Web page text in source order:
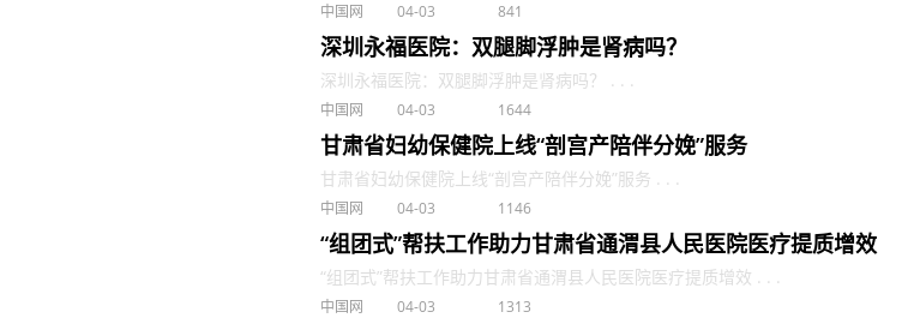
中国网 04-03 841
深圳永福医院：双腿脚浮肿是肾病吗？
深圳永福医院：双腿脚浮肿是肾病吗？ . . .
中国网 04-03 1644
甘肃省妇幼保健院上线“剖宫产陪伴分娩”服务
甘肃省妇幼保健院上线“剖宫产陪伴分娩”服务 . . .
中国网 04-03 1146
“组团式”帮扶工作助力甘肃省通渭县人民医院医疗提质增效
“组团式”帮扶工作助力甘肃省通渭县人民医院医疗提质增效 . . .
中国网 04-03 1313